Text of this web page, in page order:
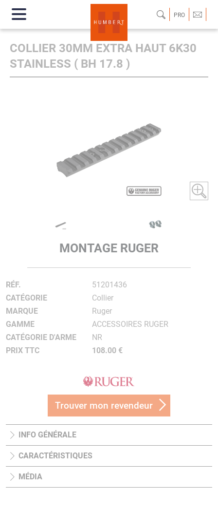
PRO
COLLIER 30MM EXTRA HAUT 6K30
STAINLESS ( BH 17.8 )
MONTAGE RUGER
RÉF.
51201436
CATÉGORIE
Collier
MARQUE
Ruger
GAMME
ACCESSOIRES RUGER
CATÉGORIE D'ARME
NR
PRIX TTC
108.00 €
Trouver mon revendeur
INFO GÉNÉRALE
CARACTÉRISTIQUES
MÉDIA